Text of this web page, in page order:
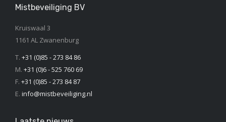
Mistbeveiliging BV
Kruiswaal 3
1161 AL Zwanenburg
T. +31 (0)85 - 273 84 86
M. +31 (0)6 - 525 760 69
F. +31 (0)85 - 273 84 87
E. info@mistbeveiliging.nl